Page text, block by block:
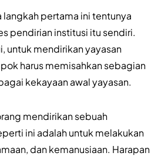
langkah pertama ini tentunya
pendirian institusi itu sendiri.
untuk mendirikan yayasan
harus memisahkan sebagian
kekayaan awal yayasan.
mendirikan sebuah
ini adalah untuk melakukan
dan kemanusiaan. Harapan